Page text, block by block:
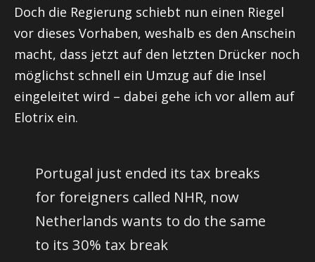
Doch die Regierung schiebt nun einen Riegel
vor dieses Vorhaben, weshalb es den Anschein
macht, dass jetzt auf den letzten Drücker noch
möglichst schnell ein Umzug auf die Insel
eingeleitet wird – dabei gehe ich vor allem auf
Elotrix ein.
Portugal just ended its tax breaks
for foreigners called NHR, now
Netherlands wants to do the same
to its 30% tax break